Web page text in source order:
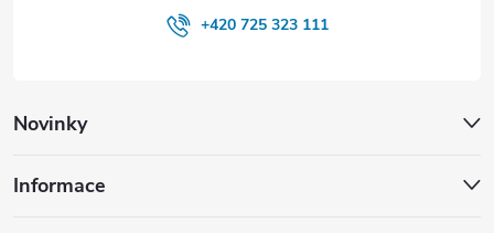
Novinky
Informace
+420 725 323 111